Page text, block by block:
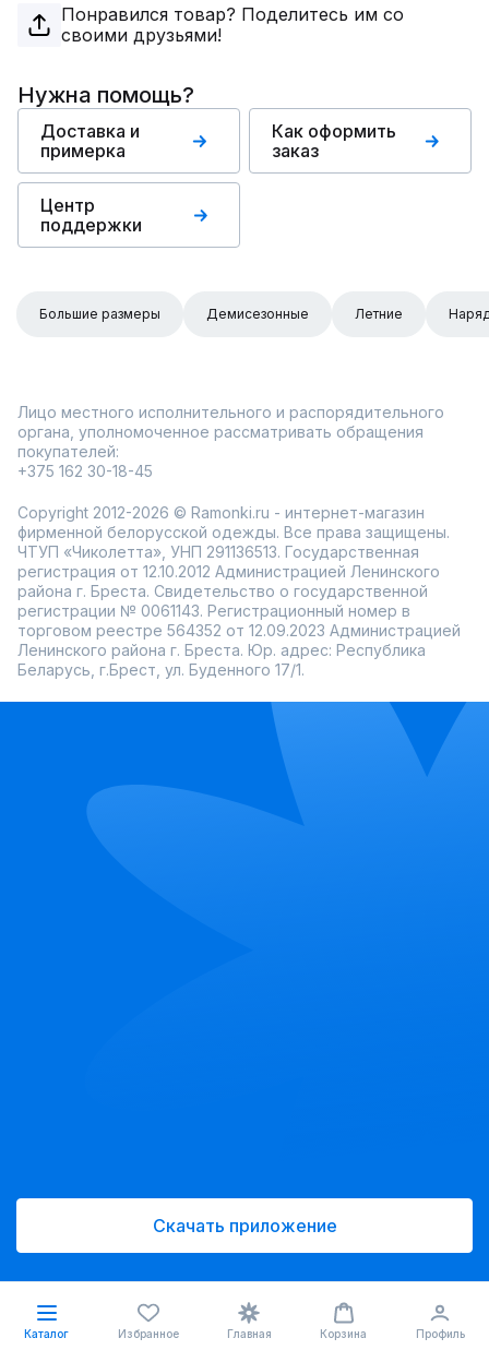
Понравился товар? Поделитесь им со
своими друзьями!
Нужна помощь?
Доставка и
примерка
Как оформить
заказ
Центр
поддержки
Большие размеры Демисезонные Летние
Лицо местного исполнительного и распорядительного
органа, уполномоченное рассматривать обращения
покупателей:
+375 162 30-18-45
Copyright 2012-2026 © Ramonki.ru - интернет-магазин
фирменной белорусской одежды. Все права защищены.
ЧТУП «Чиколетта», УНП 291136513. Государственная
регистрация от 12.10.2012 Администрацией Ленинского
района г. Бреста. Свидетельство о государственной
регистрации № 0061143. Регистрационный номер в
торговом реестре 564352 от 12.09.2023 Администрацией
Ленинского района г. Бреста. Юр. адрес: Республика
Беларусь, г.Брест, ул. Буденного 17/1.
Скачать приложение
Каталог Избранное Главная Корзина Профиль